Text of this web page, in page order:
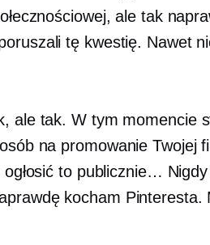
ale tak
tę kwestię. Nawet
ale tak. W tym momencie
na promowanie Twojej
to publicznie…
kocham Pinteresta.